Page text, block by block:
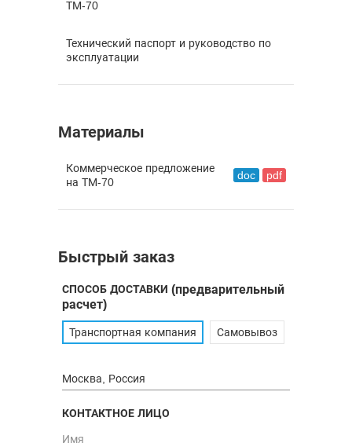
ТМ-70
Технический паспорт и руководство по
эксплуатации
Материалы
Коммерческое предложение
на ТМ-70
doc pdf
Быстрый заказ
СПОСОБ ДОСТАВКИ (предварительный
расчет)
Транспортная компания Самовывоз
КОНТАКТНОЕ ЛИЦО